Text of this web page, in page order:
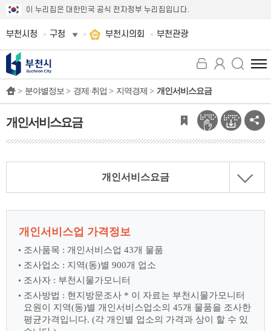
이 누리집은 대한민국 공식 전자정부 누리집입니다.
부천시청 구청 부천시의회 부천관광
전
체
뉴
보
기
> 분야별정보 > 경제·취업 > 지역경제 > 개인서비스요금
개인서비스요금
개인서비스요금
개인서비스업 가격정보
조사품목 : 개인서비스업 43개 물품
조사업소 : 지역(동)별 900개 업소
조사자 : 부천시물가모니터
조사방법 : 현지방문조사 * 이 자료는 부천시물가모니터
요원이 지역(동)별 개인서비스업소의 45개 물품을 조사한
평균가격입니다. (각 개인별 업소의 가격과 상이 할 수 있